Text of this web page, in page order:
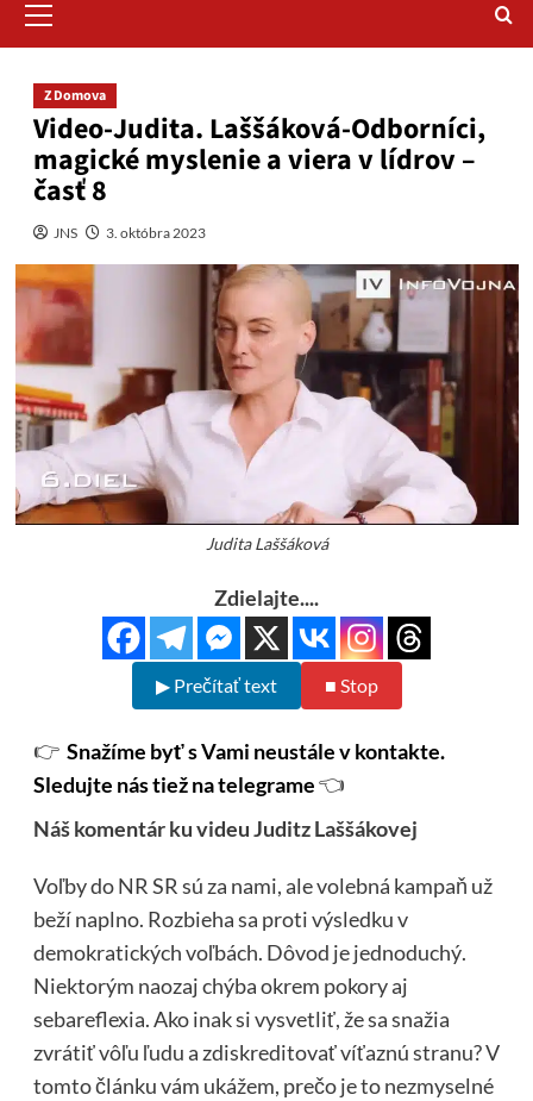
Menu
Z Domova
Video-Judita. Laššáková-Odborníci,
magické myslenie a viera v lídrov –
časť 8
JNS 3. októbra 2023
Judita Laššáková
Zdielajte....
▶ Prečítať text ■ Stop
👉 Snažíme byť s Vami neustále v kontakte.
Sledujte nás tiež na telegrame👈
Náš komentár ku videu Juditz Laššákovej
Voľby do NR SR sú za nami, ale volebná kampaň už
beží naplno. Rozbieha sa proti výsledku v
demokratických voľbách. Dôvod je jednoduchý.
Niektorým naozaj chýba okrem pokory aj
sebareflexia. Ako inak si vysvetliť, že sa snažia
zvrátiť vôľu ľudu a zdiskreditovať víťaznú stranu? V
tomto článku vám ukážem, prečo je to nezmyselné